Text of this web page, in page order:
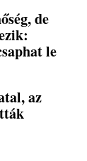
de
le
az